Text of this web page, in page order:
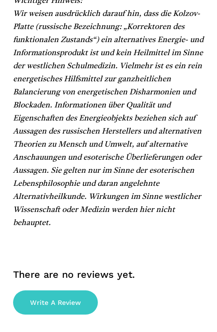
Wir weisen ausdrücklich darauf hin, dass die Kolzov-
Platte (russische Bezeichnung: „Korrektoren des
funktionalen Zustands“) ein alternatives Energie- und
Informationsprodukt ist und kein Heilmittel im Sinne
der westlichen Schulmedizin. Vielmehr ist es ein rein
energetisches Hilfsmittel zur ganzheitlichen
Balancierung von energetischen Disharmonien und
Blockaden. Informationen über Qualität und
Eigenschaften des Energieobjekts beziehen sich auf
Aussagen des russischen Herstellers und alternativen
Theorien zu Mensch und Umwelt, auf alternative
Anschauungen und esoterische Überlieferungen oder
Aussagen. Sie gelten nur im Sinne der esoterischen
Lebensphilosophie und daran angelehnte
Alternativheilkunde. Wirkungen im Sinne westlicher
Wissenschaft oder Medizin werden hier nicht
behauptet.
There are no reviews yet.
Write A Review